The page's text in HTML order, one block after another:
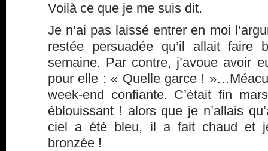
Voilà ce que je me suis dit.
Je n’ai pas laissé entrer en moi
restée persuadée qu’il allait faire
semaine. Par contre, j’avoue avoir
pour elle : « Quelle garce !
week-end confiante. C’était fin
éblouissant ! alors que je n’allais
ciel a été bleu, il a fait chaud et
bronzée !